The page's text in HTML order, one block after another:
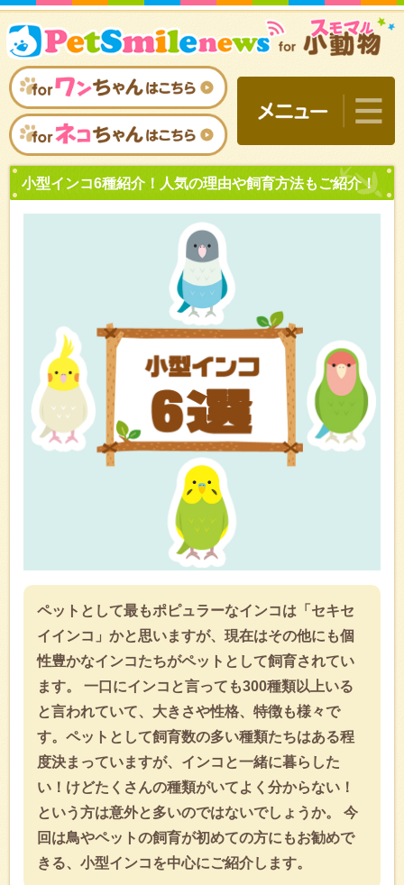
小型インコ6種紹介！人気
ペットとして最もポピュラーなインコは「セキセ
イインコ」かと思いますが、現在はその他にも個
性豊かなインコたちがペットとして飼育されてい
ます。 一口にインコと言っても300種類以上いる
と言われていて、大きさや性格、特徴も様々で
す。ペットとして飼育数の多い種類たちはある程
度決まっていますが、インコと一緒に暮らした
い！けどたくさんの種類がいてよく分からない！
という方は意外と多いのではないでしょうか。 今
回は鳥やペットの飼育が初めての方にもお勧めで
きる、小型インコを中心にご紹介します。